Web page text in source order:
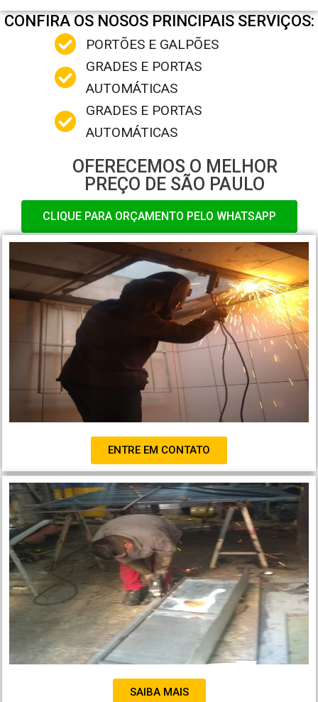
CONFIRA OS NOSOS PRINCIPAIS SERVIÇOS:
PORTÕES E GALPÕES
GRADES E PORTAS
AUTOMÁTICAS
GRADES E PORTAS
AUTOMÁTICAS
OFERECEMOS O MELHOR
PREÇO DE SÃO PAULO
CLIQUE PARA ORÇAMENTO PELO WHATSAPP
ENTRE EM CONTATO
SAIBA MAIS